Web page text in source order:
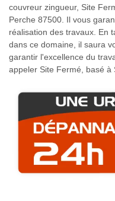
couvreur zingueur, Site
Perche 87500. Il vous
réalisation des travaux. En
dans ce domaine, il saura
garantir l'excellence du
appeler Site Fermé, basé à